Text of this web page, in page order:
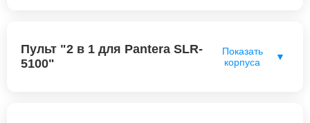
Пульт "2 в 1 для Pantera SLR-
5100"
Показать
корпуса
▼